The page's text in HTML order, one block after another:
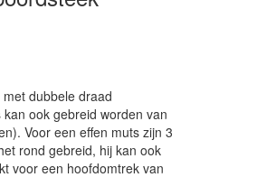
dubbele draad
ook gebreid worden van
Voor een effen muts zijn 3
rond gebreid, hij kan ook
voor een hoofdomtrek van